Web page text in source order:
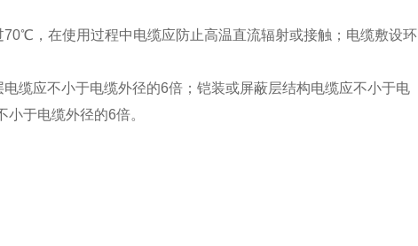
，在使用过程中电缆应防止高温直流辐射或接触；电缆敷设环
缆应不小于电缆外径的6倍；铠装或屏蔽层结构电缆应不小于电
于电缆外径的6倍。